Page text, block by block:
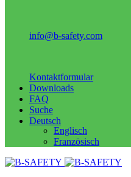
info@b-safety.com
Kontaktformular
Downloads
FAQ
Suche
Deutsch
Englisch
Französisch